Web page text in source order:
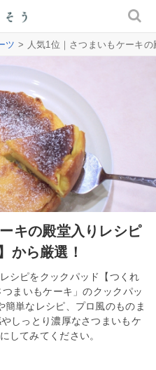
ツ > 人気1位｜さつまいもケーキ
キの殿堂入りレシピ
から厳選！
シピをクックパッド【つくれ
まいもケーキ」のクックパッ
簡単なレシピ、プロ風のものま
しっとり濃厚なさつまいもケ
してみてください。